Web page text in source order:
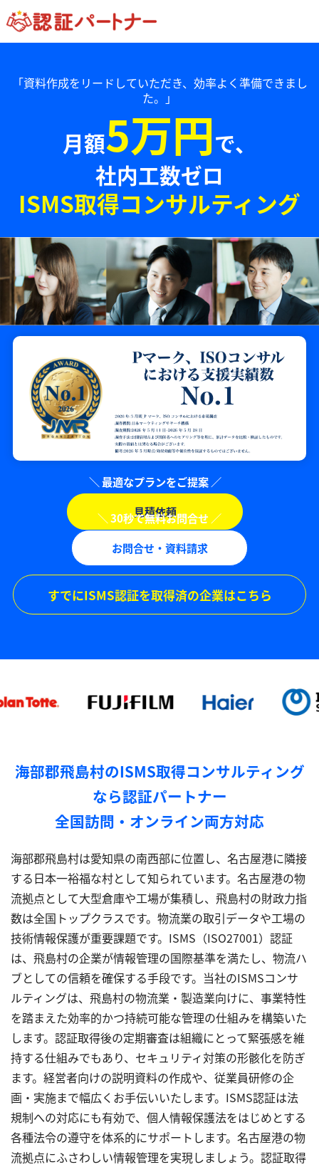
「資料作成をリードしていただき、効率よく準備できまし
た。」
月額5万円で、
社内工数ゼロ
ISMS取得コンサルティング
見積依頼
お問合せ・資料請求
すでにISMS認証を取得済の企業はこちら
海部郡飛島村のISMS取得コンサルティング
なら認証パートナー
全国訪問・オンライン両方対応
海部郡飛島村は愛知県の南西部に位置し、名古屋港に隣接
する日本一裕福な村として知られています。名古屋港の物
流拠点として大型倉庫や工場が集積し、飛島村の財政力指
数は全国トップクラスです。物流業の取引データや工場の
技術情報保護が重要課題です。ISMS（ISO27001）認証
は、飛島村の企業が情報管理の国際基準を満たし、物流ハ
ブとしての信頼を確保する手段です。当社のISMSコンサ
ルティングは、飛島村の物流業・製造業向けに、事業特性
を踏まえた効率的かつ持続可能な管理の仕組みを構築いた
します。認証取得後の定期審査は組織にとって緊張感を維
持する仕組みでもあり、セキュリティ対策の形骸化を防ぎ
ます。経営者向けの説明資料の作成や、従業員研修の企
画・実施まで幅広くお手伝いいたします。ISMS認証は法
規制への対応にも有効で、個人情報保護法をはじめとする
各種法令の遵守を体系的にサポートします。名古屋港の物
流拠点にふさわしい情報管理を実現しましょう。認証取得